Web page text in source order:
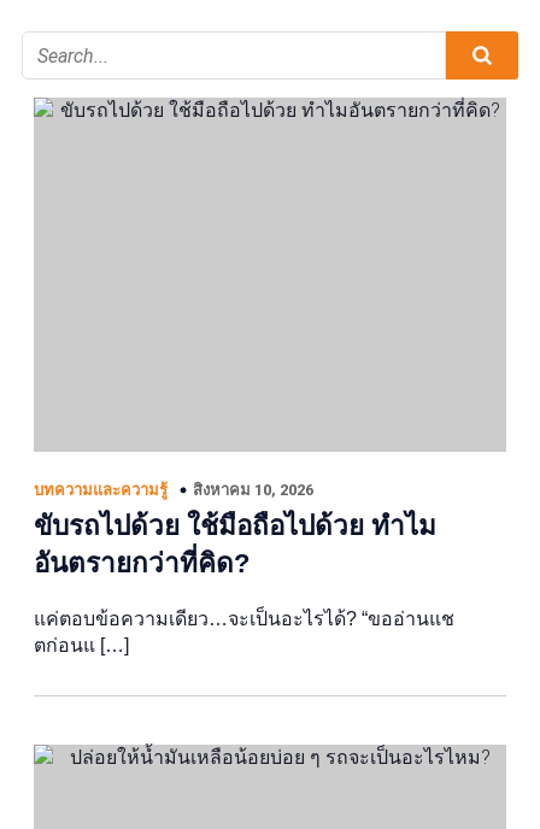
บทความและความรู้ สิงหาคม 10, 2026
ขับรถไปด้วย ใช้มือถือไปด้วย ทำไม
อันตรายกว่าที่คิด?
แค่ตอบข้อความเดียว…จะเป็นอะไรได้? “ขออ่านแช
ตก่อนแ […]